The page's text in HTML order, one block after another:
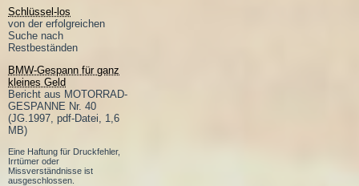
Schlüssel-los
von der erfolgreichen
Suche nach
Restbeständen
BMW-Gespann für ganz
kleines Geld
Bericht aus MOTORRAD-
GESPANNE Nr. 40
(JG.1997, pdf-Datei, 1,6
MB)
Eine Haftung für Druckfehler,
Irrtümer oder
Missverständnisse ist
ausgeschlossen.